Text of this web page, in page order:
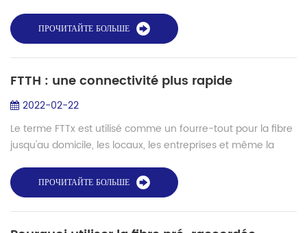
la capacité de transmission du sy...
ПРОЧИТАЙТЕ БОЛЬШЕ
FTTH : une connectivité plus rapide
2022-02-22
Le terme FTTx est utilisé comme un fourre-tout pour la fibre
jusqu'au domicile, les locaux, les entreprises et même la
concernés par la fibr...
ПРОЧИТАЙТЕ БОЛЬШЕ